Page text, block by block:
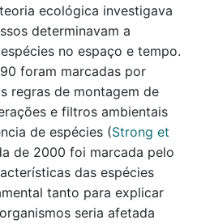
ecológica investigava
determinavam a
no espaço e tempo.
foram marcadas por
regras de montagem de
e filtros ambientais
de espécies (Strong et
de 2000 foi marcada pelo
das espécies
tanto para explicar
seria afetada